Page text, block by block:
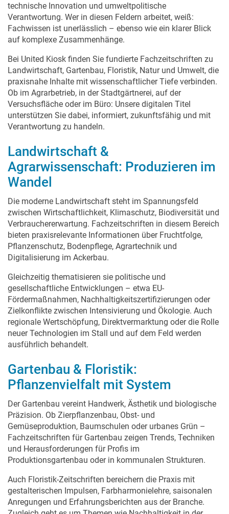
technische Innovation und umweltpolitische
Verantwortung. Wer in diesen Feldern arbeitet, weiß:
Fachwissen ist unerlässlich – ebenso wie ein klarer Blick
auf komplexe Zusammenhänge.
Bei United Kiosk finden Sie fundierte Fachzeitschriften zu
Landwirtschaft, Gartenbau, Floristik, Natur und Umwelt, die
praxisnahe Inhalte mit wissenschaftlicher Tiefe verbinden.
Ob im Agrarbetrieb, in der Stadtgärtnerei, auf der
Versuchsfläche oder im Büro: Unsere digitalen Titel
unterstützen Sie dabei, informiert, zukunftsfähig und mit
Verantwortung zu handeln.
Landwirtschaft &
Agrarwissenschaft: Produzieren im
Wandel
Die moderne Landwirtschaft steht im Spannungsfeld
zwischen Wirtschaftlichkeit, Klimaschutz, Biodiversität und
Verbrauchererwartung. Fachzeitschriften in diesem Bereich
bieten praxisrelevante Informationen über Fruchtfolge,
Pflanzenschutz, Bodenpflege, Agrartechnik und
Digitalisierung im Ackerbau.
Gleichzeitig thematisieren sie politische und
gesellschaftliche Entwicklungen – etwa EU-
Fördermaßnahmen, Nachhaltigkeitszertifizierungen oder
Zielkonflikte zwischen Intensivierung und Ökologie. Auch
regionale Wertschöpfung, Direktvermarktung oder die Rolle
neuer Technologien im Stall und auf dem Feld werden
ausführlich behandelt.
Gartenbau & Floristik:
Pflanzenvielfalt mit System
Der Gartenbau vereint Handwerk, Ästhetik und biologische
Präzision. Ob Zierpflanzenbau, Obst- und
Gemüseproduktion, Baumschulen oder urbanes Grün –
Fachzeitschriften für Gartenbau zeigen Trends, Techniken
und Herausforderungen für Profis im
Produktionsgartenbau oder in kommunalen Strukturen.
Auch Floristik-Zeitschriften bereichern die Praxis mit
gestalterischen Impulsen, Farbharmonielehre, saisonalen
Anregungen und Erfahrungsberichten aus der Branche.